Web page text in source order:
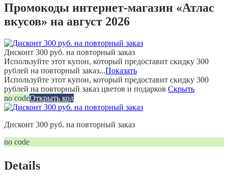
Промокоды интернет-магазин «Атлас
вкусов» на август 2026
Дисконт 300 руб. на повторный заказ
Используйте этот купон, который предоставит скидку 300
рублей на повторный заказ...Показать
Используйте этот купон, который предоставит скидку 300
рублей на повторный заказ цветов и подарков Скрыть
no codeОткрыть код
Дисконт 300 руб. на повторный заказ
no code
Details